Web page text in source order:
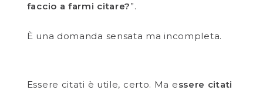
faccio a farmi citare?”.
È una domanda sensata ma incompleta.
Essere citati è utile, certo. Ma essere citati